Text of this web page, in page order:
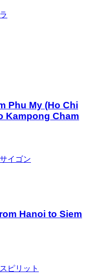
Phu My (Ho Chi
Kampong Cham
イゴン
Hanoi to Siem
ピリット